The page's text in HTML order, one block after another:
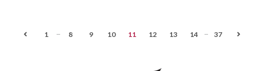
1 8 9 10 11 12 13 14 37